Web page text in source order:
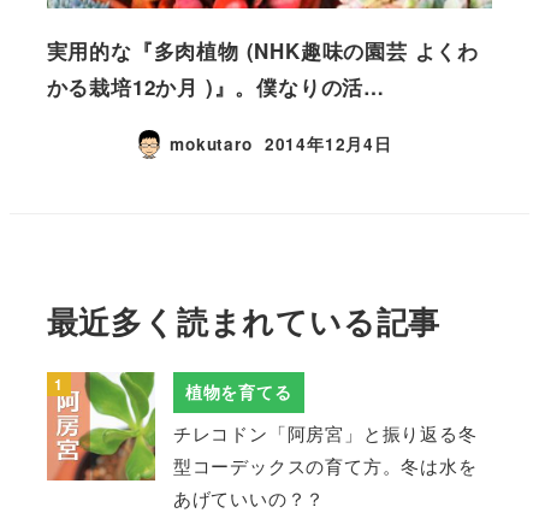
実用的な『多肉植物 (NHK趣味の園芸 よくわ
かる栽培12か月 )』。僕なりの活…
mokutaro 2014年12月4日
最近多く読まれている記事
植物を育てる
チレコドン「阿房宮」と振り返る冬
型コーデックスの育て方。冬は水を
あげていいの？？